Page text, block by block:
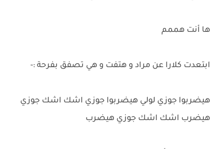
ها أنت هممم
ابتعدت كلارا عن مراد و هتفت و هي تصفق بفرحة :-
هيضربوا جوزي لولي هيضربوا جوزي اشك اشك جوزي
هيضرب اشك اشك جوزي هيضرب